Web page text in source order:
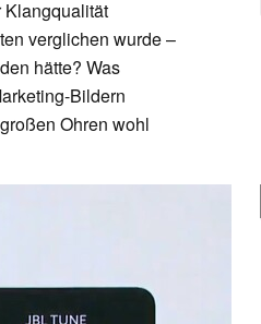
Klangqualität
verglichen wurde –
hätte? Was
Bildern
Ohren wohl